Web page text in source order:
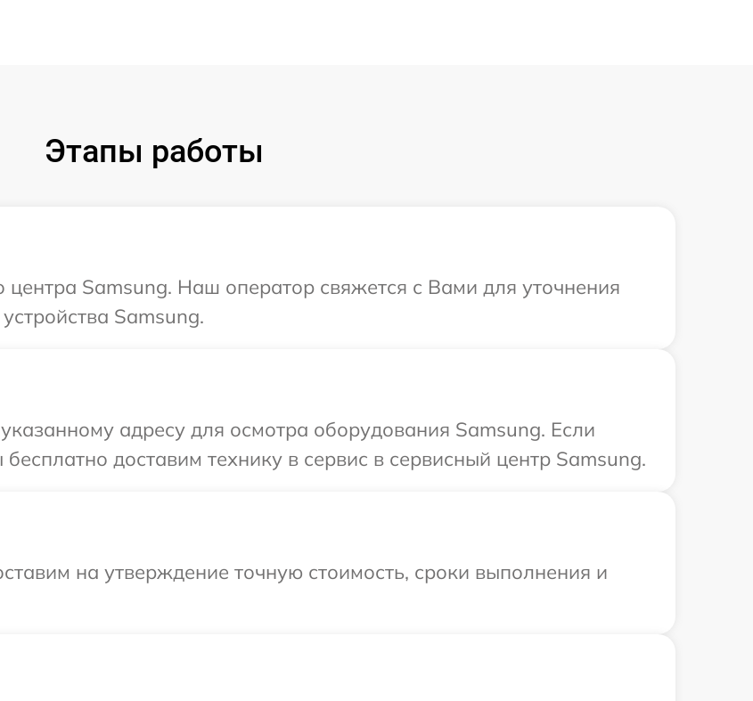
Этапы работы
центра Samsung. Наш оператор свяжется с Вами для уточнения
Samsung.
адресу для осмотра оборудования Samsung. Если
доставим технику в сервис в сервисный центр Samsung.
на утверждение точную стоимость, сроки выполнения и